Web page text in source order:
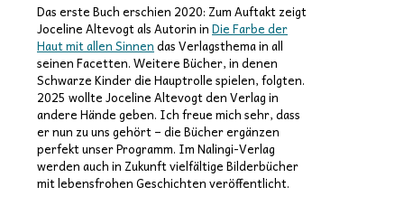
Das erste Buch erschien 2020: Zum Auftakt zeigt
Joceline Altevogt als Autorin inDie Farbe der
Haut mit allen Sinnendas Verlagsthema in all
seinen Facetten. Weitere Bücher, in denen
Schwarze Kinder die Hauptrolle spielen, folgten.
2025 wollte Joceline Altevogt den Verlag in
andere Hände geben. Ich freue mich sehr, dass
er nun zu uns gehört – die Bücher ergänzen
perfekt unser Programm. Im Nalingi-Verlag
werden auch in Zukunft vielfältige Bilderbücher
mit lebensfrohen Geschichten veröffentlicht.